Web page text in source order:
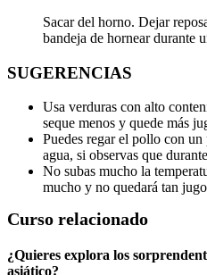
Sacar del horno. Dejar
bandeja de hornear durante
SUGERENCIAS
Usa verduras con alto
seque menos y quede más
Puedes regar el pollo con
agua, si observas que
No subas mucho la
mucho y no quedará tan
Curso relacionado
¿Quieres explora los
asiático?